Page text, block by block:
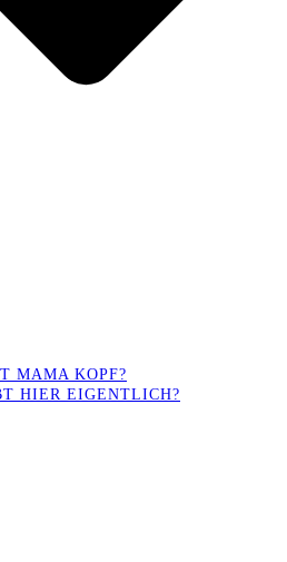
MAMA KOPF?
HIER EIGENTLICH?